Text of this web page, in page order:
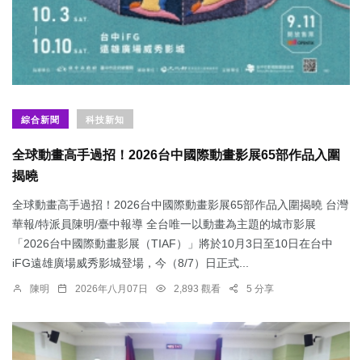
綜合新聞 科技新知
全球動畫高手過招！2026台中國際動畫影展65部作品入圍
揭曉
全球動畫高手過招！2026台中國際動畫影展65部作品入圍揭曉 台灣
華報/特派員陳明/臺中報導 全台唯一以動畫為主題的城市影展
「2026台中國際動畫影展（TIAF）」將於10月3日至10日在台中
iFG遠雄廣場威秀影城登場，今（8/7）日正式...
陳明 2026年八月07日 2,893 觀看 5 分享